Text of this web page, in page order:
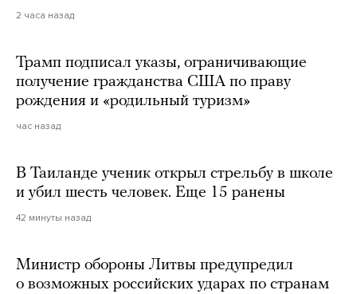
2 часа назад
Трамп подписал указы, ограничивающие
получение гражданства США по праву
рождения и «родильный туризм»
час назад
В Таиланде ученик открыл стрельбу в школе
и убил шесть человек. Еще 15 ранены
42 минуты назад
Министр обороны Литвы предупредил
о возможных российских ударах по странам